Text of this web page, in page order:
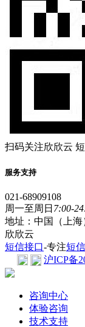
扫码关注欣欣云
服务支持
021-68909108
周一至周日 7:00-
地址：中国（上
欣欣云
短信接口-专注短
沪ICP备
咨询中心
体验咨询
技术支持